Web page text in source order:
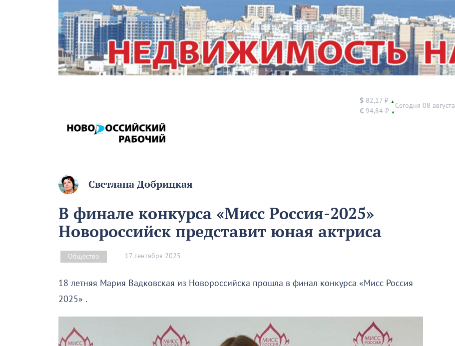
$ 82,17 ₽ ▲
€ 94,84 ₽ ▲
Сегодня 08 августа
Светлана Добрицкая
В финале конкурса «Мисс Россия-2025»
Новороссийск представит юная актриса
Общество 17 сентября 2025
18 летняя Мария Вадковская из Новороссийска прошла в финал конкурса «Мисс Россия
2025» .